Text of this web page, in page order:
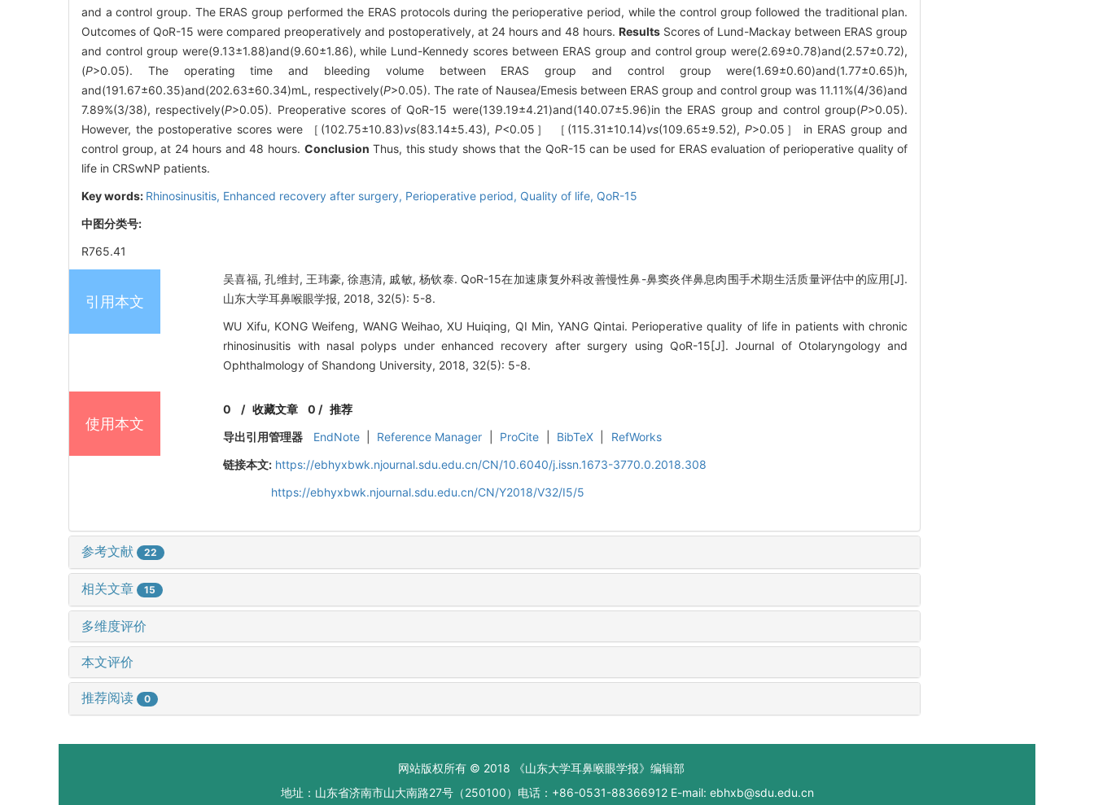
and a control group. The ERAS group performed the ERAS protocols during the perioperative period, while the control group followed the traditional plan.
Outcomes of QoR-15 were compared preoperatively and postoperatively, at 24 hours and 48 hours.Results Scores of Lund-Mackay between ERAS group
and control group were(9.13±1.88)and(9.60±1.86), while Lund-Kennedy scores between ERAS group and control group were(2.69±0.78)and(2.57±0.72),
(P>0.05). The operating time and bleeding volume between ERAS group and control group were(1.69±0.60)and(1.77±0.65)h,
and(191.67±60.35)and(202.63±60.34)mL, respectively(P>0.05). The rate of Nausea/Emesis between ERAS group and control group was 11.11%(4/36)and
7.89%(3/38), respectively(P>0.05). Preoperative scores of QoR-15 were(139.19±4.21)and(140.07±5.96)in the ERAS group and control group(P>0.05).
However, the postoperative scores were ［(102.75±10.83)vs(83.14±5.43), P<0.05］ ［(115.31±10.14)vs(109.65±9.52), P>0.05］ in ERAS group and
control group, at 24 hours and 48 hours. Conclusion Thus, this study shows that the QoR-15 can be used for ERAS evaluation of perioperative quality of
life in CRSwNP patients.
Key words: Rhinosinusitis, Enhanced recovery after surgery, Perioperative period, Quality of life, QoR-15
中图分类号:
R765.41
引用本文
吴喜福, 孔维封, 王玮豪, 徐惠清, 戚敏, 杨钦泰. QoR-15在加速康复外科改善慢性鼻-鼻窦炎伴鼻息肉围手术期生活质量评估中的应用[J].
山东大学耳鼻喉眼学报, 2018, 32(5): 5-8.
WU Xifu, KONG Weifeng, WANG Weihao, XU Huiqing, QI Min, YANG Qintai. Perioperative quality of life in patients with chronic
rhinosinusitis with nasal polyps under enhanced recovery after surgery using QoR-15[J]. Journal of Otolaryngology and
Ophthalmology of Shandong University, 2018, 32(5): 5-8.
使用本文
0 /收藏文章 0 / 推荐
导出引用管理器
EndNote Reference Manager ProCite BibTeX
RefWorks
链接本文: https://ebhyxbwk.njournal.sdu.edu.cn/CN/10.6040/j.issn.1673-3770.0.2018.308
https://ebhyxbwk.njournal.sdu.edu.cn/CN/Y2018/V32/I5/5
参考文献 22
相关文章 15
多维度评价
本文评价
推荐阅读 0
网站版权所有 © 2018 《山东大学耳鼻喉眼学报》编辑部
地址：山东省济南市山大南路27号（250100）电话：+86-0531-88366912 E-mail: ebhxb@sdu.edu.cn